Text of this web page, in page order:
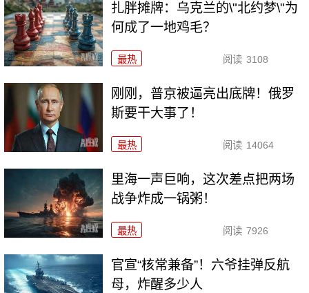
扎胖摊牌：乌克兰的\"北约梦\"为
何成了一地鸡毛？
最热 阅读 3108
刚刚，普京被逼亮出底牌！俄罗
斯要干大事了！
最热 阅读 14064
里海一声巨响，这次差点把两场
战争炸成一锅粥！
最热 阅读 7926
官宣“核常兼备”！六爷挂弹反航
母，炸醒多少人